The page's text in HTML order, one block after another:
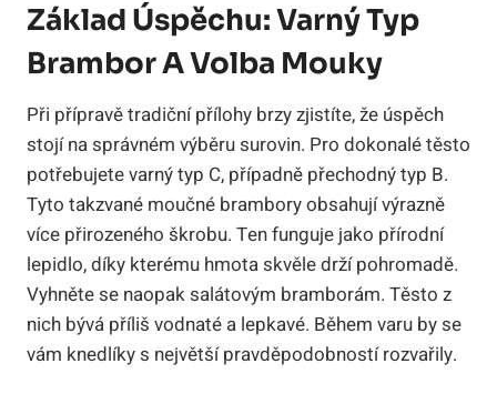
Základ Úspěchu: Varný Typ
Brambor A Volba Mouky
Při přípravě tradiční přílohy brzy zjistíte, že úspěch
stojí na správném výběru surovin. Pro dokonalé těsto
potřebujete varný typ C, případně přechodný typ B.
Tyto takzvané moučné brambory obsahují výrazně
více přirozeného škrobu. Ten funguje jako přírodní
lepidlo, díky kterému hmota skvěle drží pohromadě.
Vyhněte se naopak salátovým bramborám. Těsto z
nich bývá příliš vodnaté a lepkavé. Během varu by se
vám knedlíky s největší pravděpodobností rozvařily.